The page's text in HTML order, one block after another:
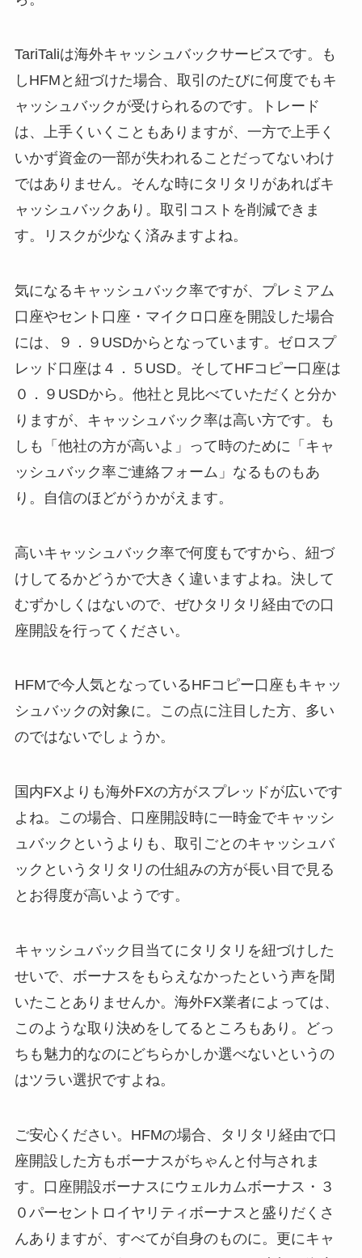
TariTaliは海外キャッシュバックサービスです。も
しHFMと紐づけた場合、取引のたびに何度でもキ
ャッシュバックが受けられるのです。トレード
は、上手くいくこともありますが、一方で上手く
いかず資金の一部が失われることだってないわけ
ではありません。そんな時にタリタリがあればキ
ャッシュバックあり。取引コストを削減できま
す。リスクが少なく済みますよね。
気になるキャッシュバック率ですが、プレミアム
口座やセント口座・マイクロ口座を開設した場合
には、９．９USDからとなっています。ゼロスプ
レッド口座は４．５USD。そしてHFコピー口座は
０．９USDから。他社と見比べていただくと分か
りますが、キャッシュバック率は高い方です。も
しも「他社の方が高いよ」って時のために「キャ
ッシュバック率ご連絡フォーム」なるものもあ
り。自信のほどがうかがえます。
高いキャッシュバック率で何度もですから、紐づ
けしてるかどうかで大きく違いますよね。決して
むずかしくはないので、ぜひタリタリ経由での口
座開設を行ってください。
HFMで今人気となっているHFコピー口座もキャッ
シュバックの対象に。この点に注目した方、多い
のではないでしょうか。
国内FXよりも海外FXの方がスプレッドが広いです
よね。この場合、口座開設時に一時金でキャッシ
ュバックというよりも、取引ごとのキャッシュバ
ックというタリタリの仕組みの方が長い目で見る
とお得度が高いようです。
キャッシュバック目当てにタリタリを紐づけした
せいで、ボーナスをもらえなかったという声を聞
いたことありませんか。海外FX業者によっては、
このような取り決めをしてるところもあり。どっ
ちも魅力的なのにどちらかしか選べないというの
はツラい選択ですよね。
ご安心ください。HFMの場合、タリタリ経由で口
座開設した方もボーナスがちゃんと付与されま
す。口座開設ボーナスにウェルカムボーナス・３
０パーセントロイヤリティボーナスと盛りだくさ
んありますが、すべてが自身のものに。更にキャ